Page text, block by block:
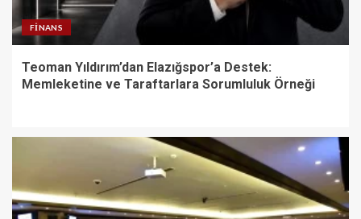
FINANS
Teoman Yıldırım’dan Elazığspor’a Destek:
Memleketine ve Taraftarlara Sorumluluk Örneği